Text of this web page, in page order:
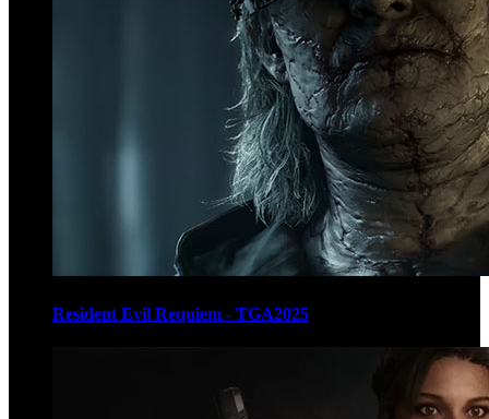
Resident Evil Requiem - TGA2025